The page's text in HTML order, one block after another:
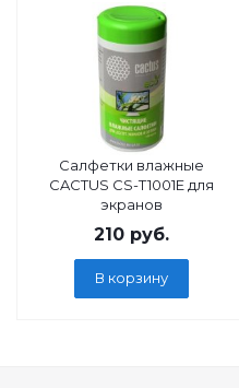
Салфетки влажные
CACTUS CS-T1001E для
экранов
210 руб.
В корзину